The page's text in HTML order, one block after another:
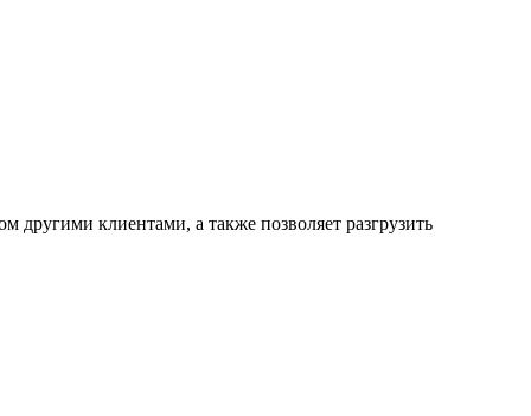
другими клиентами, а также позволяет разгрузить